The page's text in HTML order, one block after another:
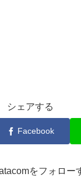
シェアする
Facebook
をフォロー